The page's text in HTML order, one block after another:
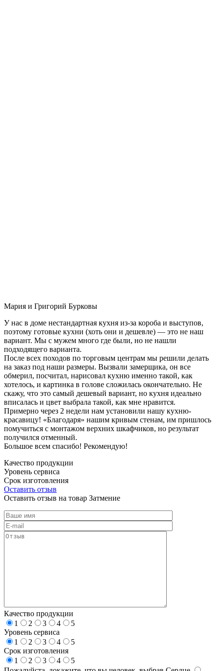
Мария и Григорий Бурковы
У нас в доме нестандартная кухня из-за короба и выступов,
поэтому готовые кухни (хоть они и дешевле) — это не наш
вариант. Мы с мужем много где были, но не нашли
подходящего варианта.
После всех походов по торговым центрам мы решили делать
на заказ под наши размеры. Вызвали замерщика, он все
обмерил, посчитал, нарисовал кухню именно такой, как
хотелось, и картинка в голове сложилась окончательно. Не
скажу, что это самый дешевый вариант, но кухня идеально
вписалась и цвет выбрала такой, как мне нравится.
Примерно через 2 недели нам установили нашу кухню-
красавицу! «Благодаря» нашим кривым стенам, им пришлось
помучиться с монтажом верхних шкафчиков, но результат
получился отменный.
Большое всем спасибо! Рекомендую!
Качество продукции
Уровень сервиса
Срок изготовления
Оставить отзыв
Оставить отзыв на товар Затмение
Качество продукции
1
2 3 4
5
Уровень сервиса
1
2 3 4
5
Срок изготовления
1
2 3 4
5